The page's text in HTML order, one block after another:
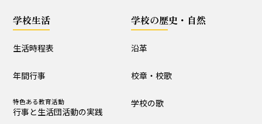
特色ある教育活動
行事と生活団活動の実践
給食
R8学校通信 巻頭言
学校生活
生活時程表
年間行事
特色ある教育活動
行事と生活団活動の実践
学校の歴史・自然
沿革
校章・校歌
学校の歌